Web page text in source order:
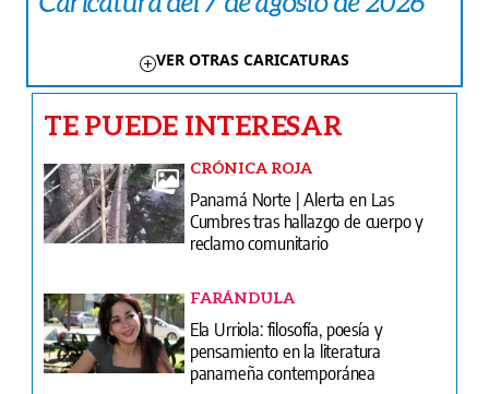
VER OTRAS CARICATURAS
TE PUEDE INTERESAR
CRÓNICA ROJA
Panamá Norte | Alerta en Las
Cumbres tras hallazgo de cuerpo y
reclamo comunitario
FARÁNDULA
Ela Urriola: filosofía, poesía y
pensamiento en la literatura
panameña contemporánea